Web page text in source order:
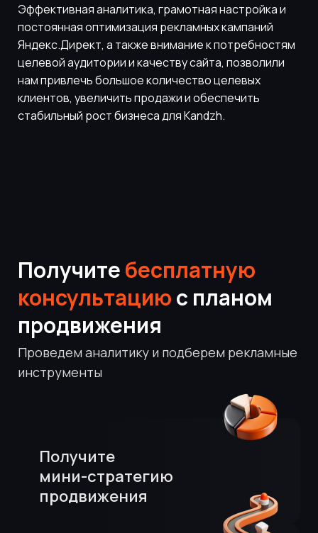
Эффективная аналитика, грамотная настройка и
постоянная оптимизация рекламных кампаний
Яндекс.Директ, а также внимание к потребностям
целевой аудитории и качеству сайта, позволили
нам привлечь большое количество целевых
клиентов, увеличить продажи и обеспечить
стабильный рост бизнеса для Kandzh.
Получитебесплатную
консультациюс планом
продвижения
Проведем аналитику и подберем рекламные
инструменты
Получите
мини-стратегию
продвижения